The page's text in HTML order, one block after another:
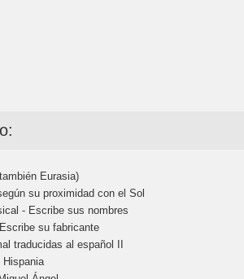
Eurasia)
su proximidad con el Sol
- Escribe sus nombres
su fabricante
traducidas al español II
Hispania